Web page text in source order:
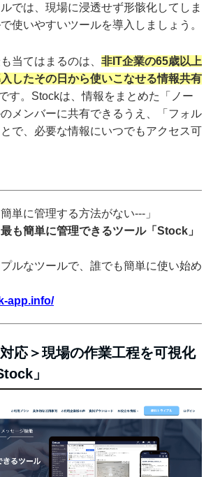
では、現場に浸透せず形骸化してしま
使いやすいツールを導入しましょう。
当てはまるのは、 非IT企業の65歳以上
したその日から使いこなせる情報共有
す。Stockは、情報をまとめた「ノー
メンバーに共有できるうえ、「フォル
で、必要な情報にいつでもアクセス可
単に管理する方法がない---」
も簡単に管理できるツール「Stock」
ルなツールで、誰でも簡単に使い始め
app.info/
応＞現場の作業工程を可視化
」